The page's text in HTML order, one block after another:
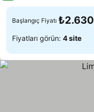
Başlangıç Fiyatı ₺2.630
Fiyatları görün: 4 site